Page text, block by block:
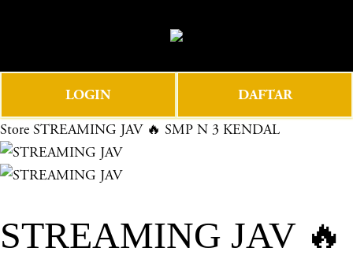
e
e
n
u
LOGIN DAFTAR
Store STREAMING JAV 🔥 SMP N 3 KENDAL
STREAMING JAV 🔥